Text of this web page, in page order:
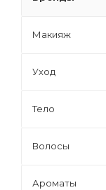
Макияж
Уход
Тело
Волосы
Ароматы